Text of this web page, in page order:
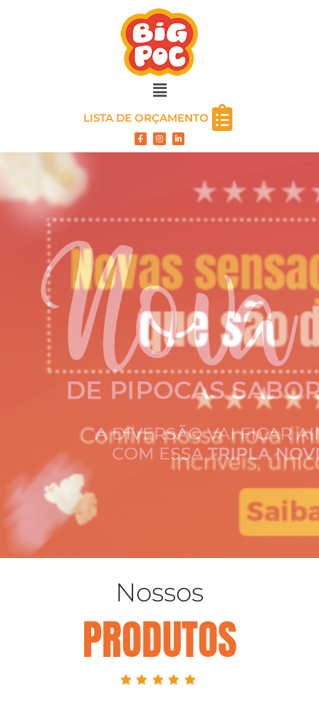
LISTA DE ORÇAMENTO
Nossos
PRODUTOS